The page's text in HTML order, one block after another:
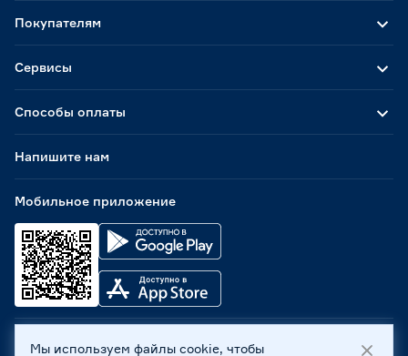
Способы оплаты
Мобильное приложение
Покупателям
Сервисы
Напишите нам
ООО «Бауцентр Рус» 2004 -2026, 236029, г. Калининград,
Мы используем файлы cookie, чтобы